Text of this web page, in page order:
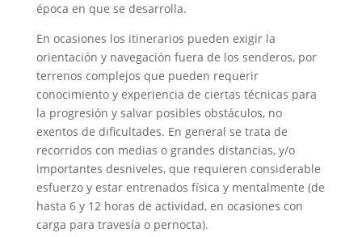
época en que se desarrolla.
En ocasiones los itinerarios pueden exigir la
orientación y navegación fuera de los senderos, por
terrenos complejos que pueden requerir
conocimiento y experiencia de ciertas técnicas para
la progresión y salvar posibles obstáculos, no
exentos de dificultades. En general se trata de
recorridos con medias o grandes distancias, y/o
importantes desniveles, que requieren considerable
esfuerzo y estar entrenados física y mentalmente (de
hasta 6 y 12 horas de actividad, en ocasiones con
carga para travesía o pernocta).